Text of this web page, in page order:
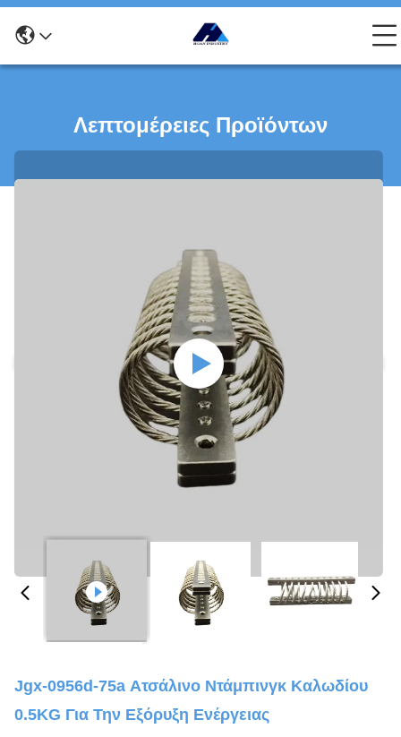
Λεπτομέρειες Προϊόντων
Jgx-0956d-75a Ατσάλινο Ντάμπινγκ Καλωδίου
0.5KG Για Την Εξόρυξη Ενέργειας